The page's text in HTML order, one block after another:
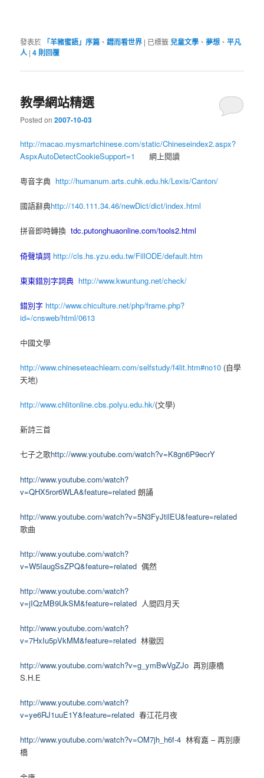
發表於 「羊豬蜜語」序篇 、鏏而看世界 | 已標籤兒童文學 、夢想 、平凡
人 |4則回覆
教學網站精選
Posted on2007-10-03
http://macao.mysmartchinese.com/static/Chineseindex2.aspx?
AspxAutoDetectCookieSupport=1
網上閱讀
粵音字典 http://humanum.arts.cuhk.edu.hk/Lexis/Canton/
國語辭典http://140.111.34.46/newDict/dict/index.html
拼音即時轉換tdc.putonghuaonline.com/tools2.html
倚聲填詞 http://cls.hs.yzu.edu.tw/FillODE/default.htm
東東錯別字詞典 http://www.kwuntung.net/check/
錯別字 http://www.chiculture.net/php/frame.php?
id=/cnsweb/html/0613
中國文學
http://www.chineseteachlearn.com/selfstudy/f4lit.htm#no10 (自學
天地)
http://www.chlitonline.cbs.polyu.edu.hk/(文學)
新詩三首
七子之歌http://www.youtube.com/watch?v=K8gn6P9ecrY
http://www.youtube.com/watch?
v=QHX5ror6WLA&feature=related 朗誦
http://www.youtube.com/watch?v=5N3FyJtilEU&feature=related
歌曲
http://www.youtube.com/watch?
v=W5IaugSsZPQ&feature=related 偶然
http://www.youtube.com/watch?
v=jIQzMB9UkSM&feature=related 人間四月天
http://www.youtube.com/watch?
v=7HxIu5pVkMM&feature=related 林徽因
http://www.youtube.com/watch?v=g_ymBwVgZJo 再別康橋
S.H.E
http://www.youtube.com/watch?
v=ye6RJ1uuE1Y&feature=related 春江花月夜
http://www.youtube.com/watch?v=OM7jh_h6f-4 林宥嘉 – 再別康
橋